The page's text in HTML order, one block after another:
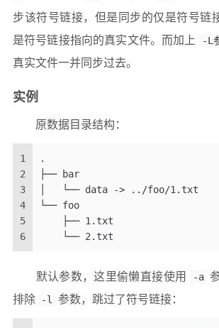
步该符号链接，但是同步的仅是符号链
是符号链接指向的真实文件。而加上
-L
真实文件一并同步过去。
实例
原数据目录结构：
1
2
3
4
5
6
.
├── bar
│   └── data -> ../foo/1.txt
└── foo
    ├── 1.txt
    └── 2.txt
默认参数，这里偷懒直接使用 -a
排除
-l 参数，跳过了符号链接：